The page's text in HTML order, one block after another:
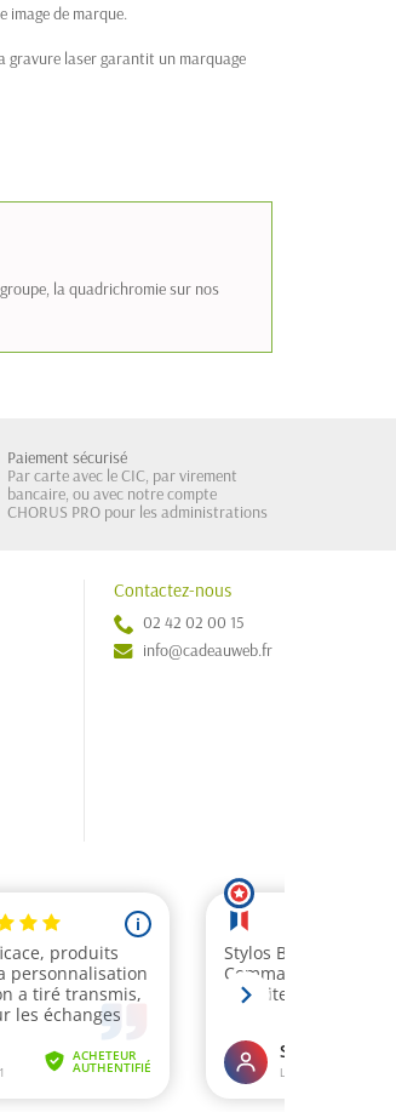
image de marque.
gravure laser garantit un marquage
la quadrichromie sur nos
Paiement sécurisé
Par carte avec le CIC, par virement
bancaire, ou avec notre compte
CHORUS PRO pour les administrations
Contactez-nous
02 42 02 00 15
info@cadeauweb.fr